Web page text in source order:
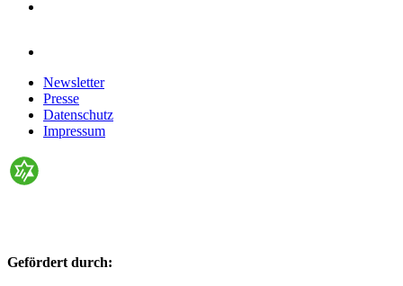
Newsletter
Presse
Datenschutz
Impressum
Gefördert durch: